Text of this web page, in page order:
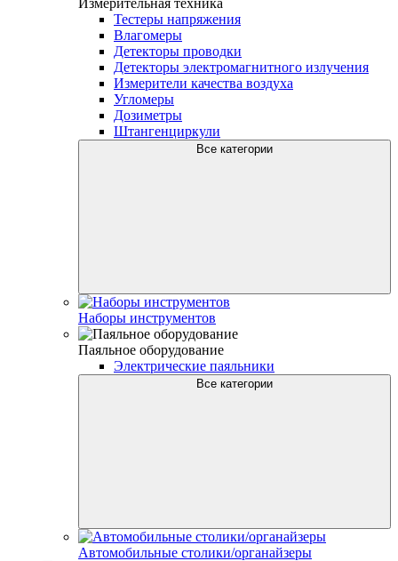
Тестеры напряжения
Влагомеры
Детекторы проводки
Детекторы электромагнитного излучения
Измерители качества воздуха
Угломеры
Дозиметры
Штангенциркули
Все категории
Наборы инструментов
Паяльное оборудование
Электрические паяльники
Все категории
Автомобильные столики/органайзеры